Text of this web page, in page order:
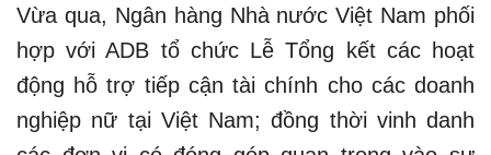
Vừa qua, Ngân hàng Nhà nước Việt Nam phối
hợp với ADB tổ chức Lễ Tổng kết các hoạt
động hỗ trợ tiếp cận tài chính cho các doanh
nghiệp nữ tại Việt Nam; đồng thời vinh danh